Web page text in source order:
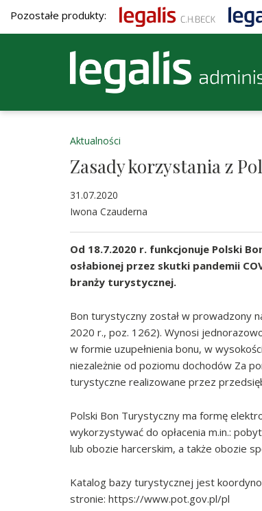
Pozostałe produkty:
Aktualności
Zasady korzystania z
31.07.2020
Iwona Czauderna
Od 18.7.2020 r. funkcjonuje Polski
osłabionej przez skutki pandemii
branży turystycznej.
Bon turystyczny został w prowadzony
2020 r., poz. 1262). Wynosi
w formie uzupełnienia bonu, w
niezależnie od poziomu dochodów Za
turystyczne realizowane przez
Polski Bon Turystyczny ma formę
wykorzystywać do opłacenia m.in.:
lub obozie harcerskim, a także obozie
Katalog bazy turystycznej jest
stronie: https://www.pot.gov.pl/pl